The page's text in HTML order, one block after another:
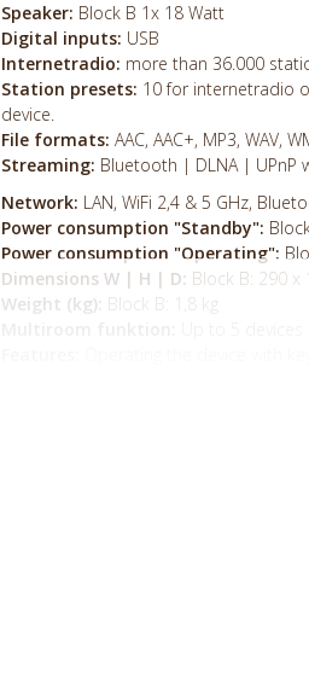
Speaker: Block B 1x 18 Watt
Digital inputs: USB
Internetradio: more than 36.000
Station presets: 10 for internetradio
device.
File formats: AAC, AAC+, MP3, WAV,
Streaming: Bluetooth | DLNA | UPnP
Network: LAN, WiFi 2,4 & 5 GHz,
Power consumption "Standby":
Power consumption "Operating":
Dimensions W | H | D: Block B: 290 x
Weight (kg): Block B: 1,8 kg